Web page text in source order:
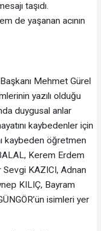
taşıdı.
de yaşanan acının
Mehmet Gürel
yazılı olduğu
duygusal anlar
kaybedenler için
kaybeden öğretmen
Kerem Erdem
Sevgi KAZICI, Adnan
KILIÇ, Bayram
isimleri yer